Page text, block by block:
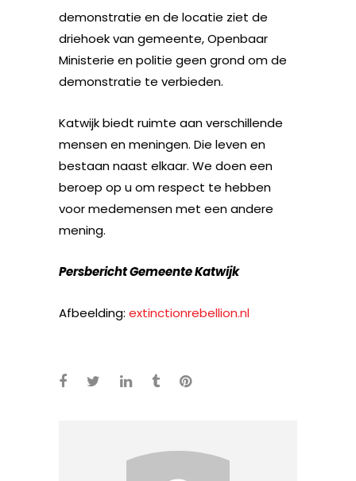
demonstratie en de locatie ziet de
driehoek van gemeente, Openbaar
Ministerie en politie geen grond om de
demonstratie te verbieden.
Katwijk biedt ruimte aan verschillende
mensen en meningen. Die leven en
bestaan naast elkaar. We doen een
beroep op u om respect te hebben
voor medemensen met een andere
mening.
Persbericht Gemeente Katwijk
Afbeelding: extinctionrebellion.nl